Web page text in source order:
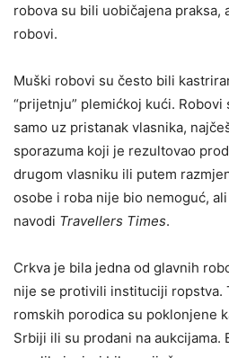
robova su bili uobičajena praksa,
robovi.
Muški robovi su često bili
“prijetnju” plemićkoj kući.
samo uz pristanak vlasnika,
sporazuma koji je rezultovao
drugom vlasniku ili putem
osobe i roba nije bio nemoguć,
navodi Travellers Times.
Crkva je bila jedna od glavnih
nije se protivili instituciji ropstva.
romskih porodica su poklonjene
Srbiji ili su prodani na aukcijama.